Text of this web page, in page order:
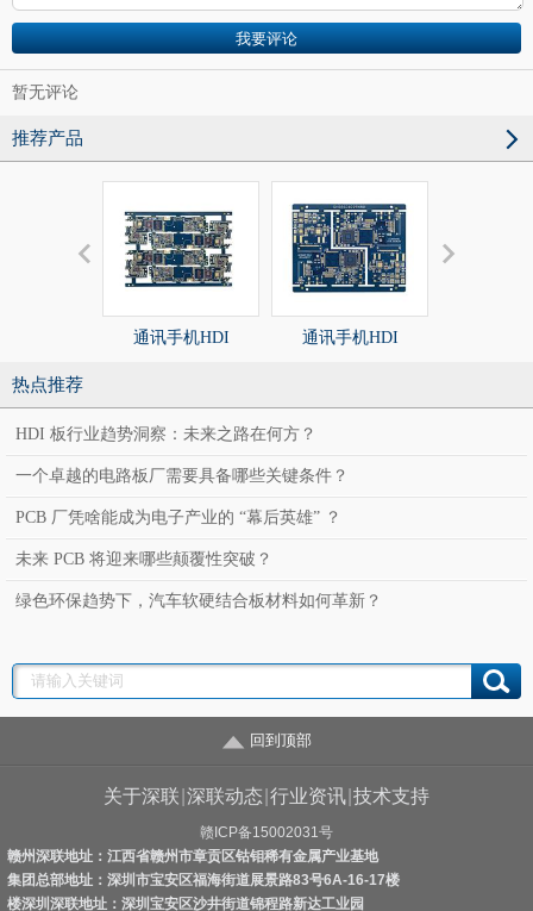
暂无评论
推荐产品
通讯手机HDI 通讯手机HDI
热点推荐
HDI 板行业趋势洞察：未来之路在何方？
一个卓越的电路板厂需要具备哪些关键条件？
PCB 厂凭啥能成为电子产业的 “幕后英雄” ？
未来 PCB 将迎来哪些颠覆性突破？
绿色环保趋势下，汽车软硬结合板材料如何革新？
回到顶部
关于深联 深联动态 行业资讯 技术支持
赣ICP备15002031号
赣州深联地址：江西省赣州市章贡区钴钼稀有金属产业基地
集团总部地址：深圳市宝安区福海街道展景路83号6A-16-17楼
楼深圳深联地址：深圳宝安区沙井街道锦程路新达工业园